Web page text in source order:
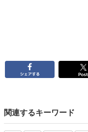
関連するキーワード